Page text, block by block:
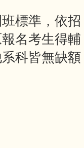
標準，依招
名考生得輔
科皆無缺額